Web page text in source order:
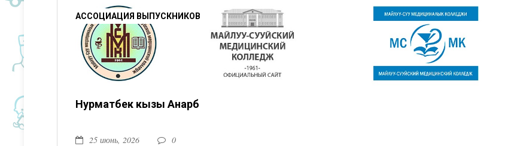
АССОЦИАЦИЯ ВЫПУСКНИКОВ
Нурматбек кызы Анарбү
25 июнь, 2026 0